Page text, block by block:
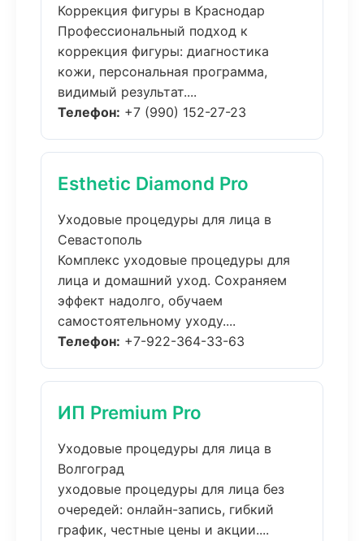
Коррекция фигуры в Краснодар
Профессиональный подход к
коррекция фигуры: диагностика
кожи, персональная программа,
видимый результат....
Телефон: +7 (990) 152-27-23
Esthetic Diamond Pro
Уходовые процедуры для лица в
Севастополь
Комплекс уходовые процедуры для
лица и домашний уход. Сохраняем
эффект надолго, обучаем
самостоятельному уходу....
Телефон: +7-922-364-33-63
ИП Premium Pro
Уходовые процедуры для лица в
Волгоград
уходовые процедуры для лица без
очередей: онлайн-запись, гибкий
график, честные цены и акции....